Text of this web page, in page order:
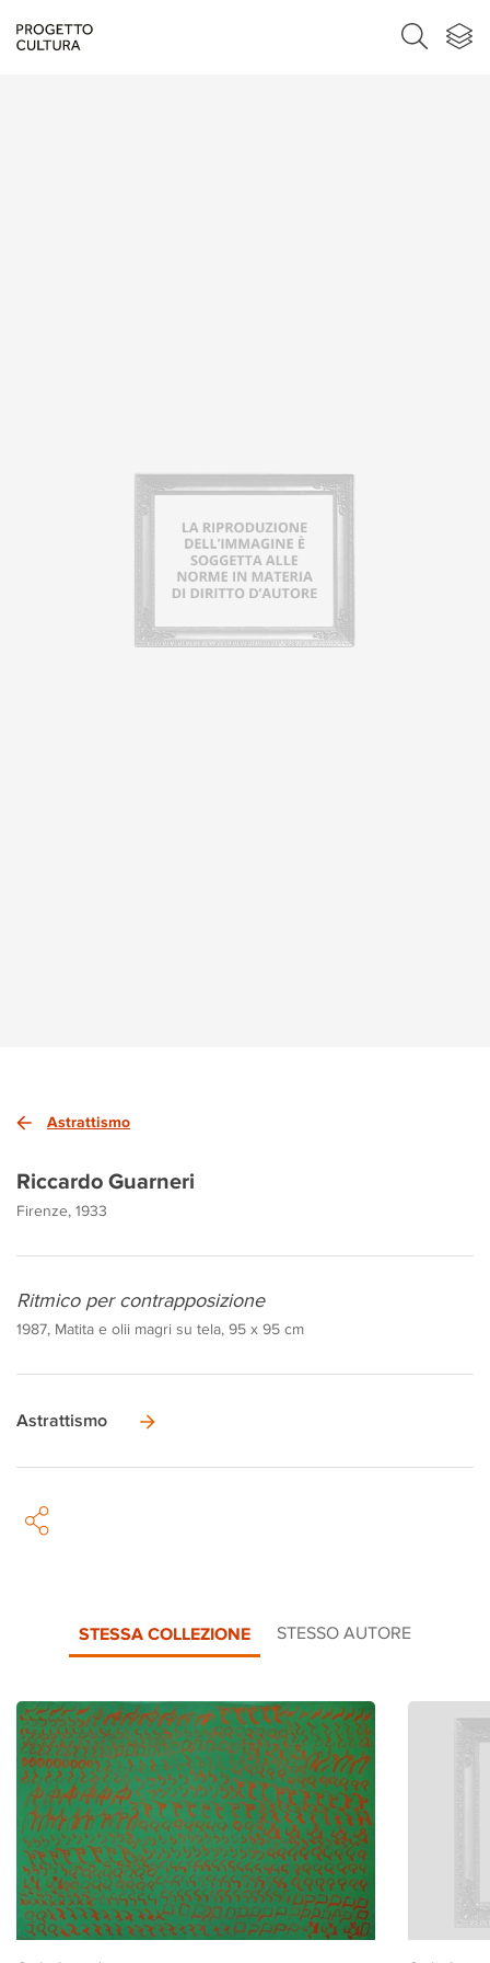
Astrattismo
Riccardo Guarneri
Firenze, 1933
Ritmico per contrapposizione
1987, Matita e olii magri su tela, 95 x 95 cm
Astrattismo
STESSA COLLEZIONE STESSO AUTORE